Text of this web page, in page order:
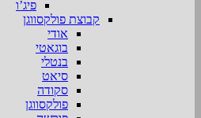
פיג’ו
קבוצת פולקסווגן
אודי
בוגאטי
בנטלי
סיאט
סקודה
פולקסווגן